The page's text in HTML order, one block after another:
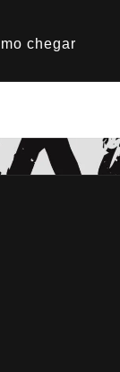
chegar